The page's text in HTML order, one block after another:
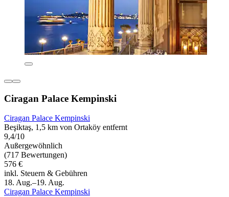
Ciragan Palace Kempinski
Ciragan Palace Kempinski
Beşiktaş, 1,5 km von Ortaköy entfernt
9,4/10
Außergewöhnlich
(717 Bewertungen)
576 €
inkl. Steuern & Gebühren
18. Aug.–19. Aug.
Ciragan Palace Kempinski